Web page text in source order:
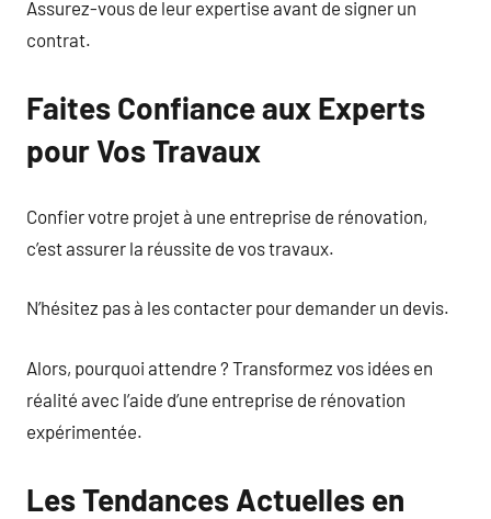
Assurez-vous de leur expertise avant de signer un
contrat.
Faites Confiance aux Experts
pour Vos Travaux
Confier votre projet à une entreprise de rénovation,
c’est assurer la réussite de vos travaux.
N’hésitez pas à les contacter pour demander un devis.
Alors, pourquoi attendre ? Transformez vos idées en
réalité avec l’aide d’une entreprise de rénovation
expérimentée.
Les Tendances Actuelles en